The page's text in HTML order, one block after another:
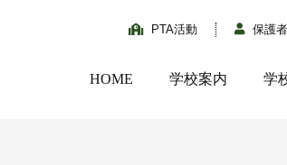
PTA活動 保護
HOME 学校案内 学